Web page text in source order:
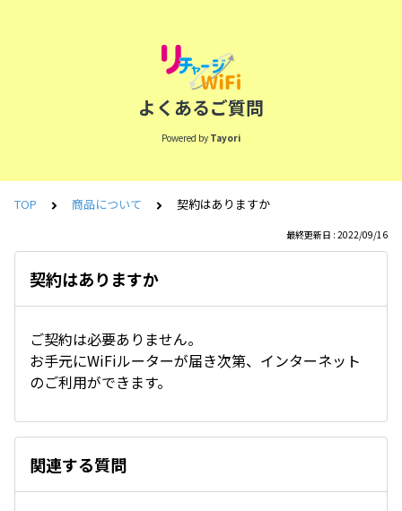
よくあるご質問
Powered by Tayori
TOP 商品について 契約はありますか
最終更新日 : 2022/09/16
契約はありますか
ご契約は必要ありません。
お手元にWiFiルーターが届き次第、インターネット
のご利用ができます。
関連する質問